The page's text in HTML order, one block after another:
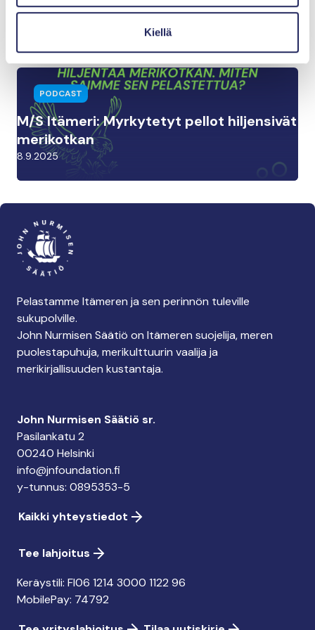
Kiellä
PODCAST
M/S Itämeri: Myrkytetyt pellot hiljensivät
merikotkan
8.9.2025
Pelastamme Itämeren ja sen perinnön tuleville
sukupolville.
John Nurmisen Säätiö on Itämeren suojelija, meren
puolestapuhuja, merikulttuurin vaalija ja
merikirjallisuuden kustantaja.
John Nurmisen Säätiö sr.
Pasilankatu 2
00240 Helsinki
info@jnfoundation.fi
y-tunnus: 0895353-5
Kaikki yhteystiedot
Tee lahjoitus
Keräystili: FI06 1214 3000 1122 96
MobilePay: 74792